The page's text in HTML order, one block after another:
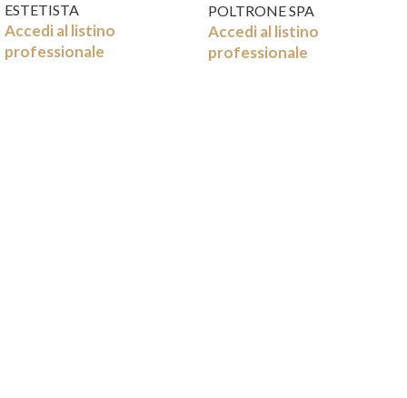
ESTETISTA
Accedi al listino
professionale
POLTRONE SPA
Accedi al listino
professionale